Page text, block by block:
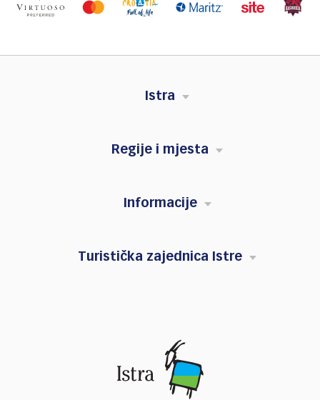
Istra
Regije i mjesta
Informacije
Turistička zajednica Istre